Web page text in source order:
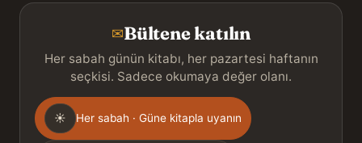
✉Bültene katılın
Her sabah günün kitabı, her pazartesi haftanın
seçkisi. Sadece okumaya değer olanı.
Gönderim
sıklığı
☀ Her sabah · Güne kitapla uyanın